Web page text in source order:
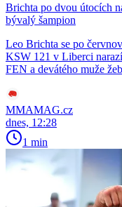
Brichta po dvou útocích
bývalý šampion
Leo Brichta se po
KSW 121 v Liberci
FEN a devátého muže
MMAMAG.cz
dnes, 12:28
1 min